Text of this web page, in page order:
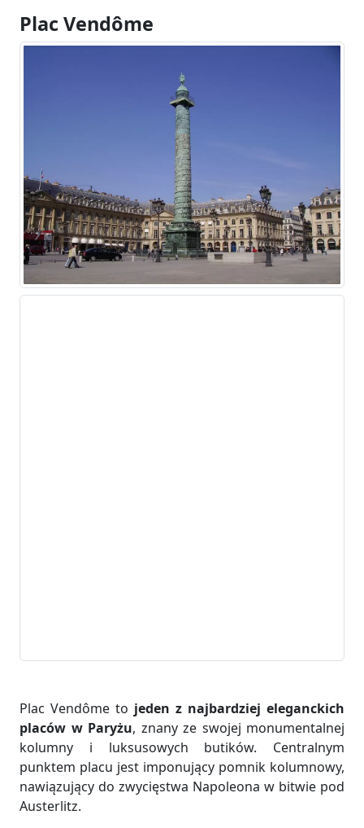
Plac Vendôme
Plac Vendôme to jeden z najbardziej eleganckich
placów w Paryżu, znany ze swojej monumentalnej
kolumny i luksusowych butików. Centralnym
punktem placu jest imponujący pomnik kolumnowy,
nawiązujący do zwycięstwa Napoleona w bitwie pod
Austerlitz.